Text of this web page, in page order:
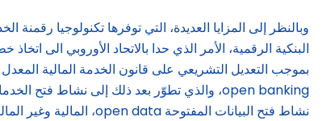
وبالنظر إلى المزايا العديدة، التي توفرها تكنولوجيا
البنكية الرقمية، الأمر الذي حدا بالاتحاد الأوروبي الى